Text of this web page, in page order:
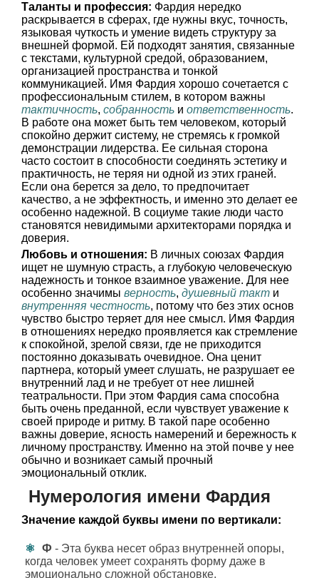
Таланты и профессия: Фардия нередко
раскрывается в сферах, где нужны вкус, точность,
языковая чуткость и умение видеть структуру за
внешней формой. Ей подходят занятия, связанные
с текстами, культурной средой, образованием,
организацией пространства и тонкой
коммуникацией. Имя Фардия хорошо сочетается с
профессиональным стилем, в котором важны
тактичность, собранность и ответственность.
В работе она может быть тем человеком, который
спокойно держит систему, не стремясь к громкой
демонстрации лидерства. Ее сильная сторона
часто состоит в способности соединять эстетику и
практичность, не теряя ни одной из этих граней.
Если она берется за дело, то предпочитает
качество, а не эффектность, и именно это делает ее
особенно надежной. В социуме такие люди часто
становятся невидимыми архитекторами порядка и
доверия.
Любовь и отношения: В личных союзах Фардия
ищет не шумную страсть, а глубокую человеческую
надежность и тонкое взаимное уважение. Для нее
особенно значимы верность, душевный такт и
внутренняя честность, потому что без этих основ
чувство быстро теряет для нее смысл. Имя Фардия
в отношениях нередко проявляется как стремление
к спокойной, зрелой связи, где не приходится
постоянно доказывать очевидное. Она ценит
партнера, который умеет слушать, не разрушает ее
внутренний лад и не требует от нее лишней
театральности. При этом Фардия сама способна
быть очень преданной, если чувствует уважение к
своей природе и ритму. В такой паре особенно
важны доверие, ясность намерений и бережность к
личному пространству. Именно на этой почве у нее
обычно и возникает самый прочный
эмоциональный отклик.
Нумерология имени Фардия
Значение каждой буквы имени по вертикали:
Ф - Эта буква несет образ внутренней опоры,
когда человек умеет сохранять форму даже в
эмоционально сложной обстановке.